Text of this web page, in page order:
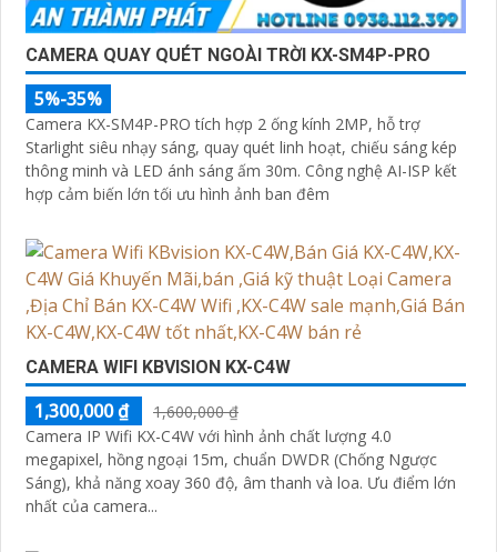
CAMERA QUAY QUÉT NGOÀI TRỜI KX-SM4P-PRO
5%-35%
Camera KX-SM4P-PRO tích hợp 2 ống kính 2MP, hỗ trợ
Starlight siêu nhạy sáng, quay quét linh hoạt, chiếu sáng kép
thông minh và LED ánh sáng ấm 30m. Công nghệ AI-ISP kết
hợp cảm biến lớn tối ưu hình ảnh ban đêm
CAMERA WIFI KBVISION KX-C4W
1,300,000 ₫
1,600,000 ₫
Camera IP Wifi KX-C4W với hình ảnh chất lượng 4.0
megapixel, hồng ngoại 15m, chuẩn DWDR (Chống Ngược
Sáng), khả năng xoay 360 độ, âm thanh và loa. Ưu điểm lớn
nhất của camera...